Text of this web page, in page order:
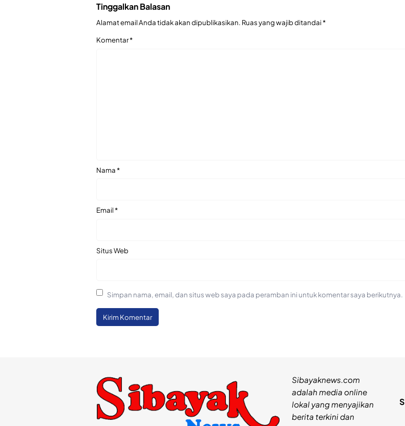
Tinggalkan Balasan
Alamat email Anda tidak akan dipublikasikan. Ruas yang wajib ditandai*
Komentar*
Nama*
Email*
Situs Web
Simpan nama, email, dan situs web saya pada peramban ini untuk komentar saya berikutnya.
Sibayaknews.com
adalah media online
lokal yang menyajikan
berita terkini dan
S